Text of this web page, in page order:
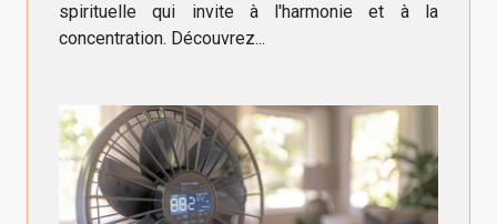
spirituelle qui invite à l'harmonie et à la
concentration. Découvrez...